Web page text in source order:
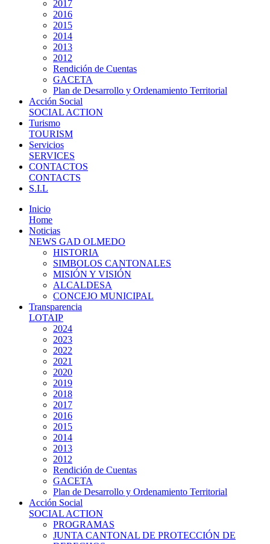
2017
2016
2015
2014
2013
2012
Rendición de Cuentas
GACETA
Plan de Desarrollo y Ordenamiento Territorial
Acción Social
SOCIAL ACTION
Turismo
TOURISM
Servicios
SERVICES
CONTACTOS
CONTACTS
S.I.L
Inicio
Home
Noticias
NEWS GAD OLMEDO
HISTORIA
SIMBOLOS CANTONALES
MISIÓN Y VISIÓN
ALCALDESA
CONCEJO MUNICIPAL
Transparencia
LOTAIP
2024
2023
2022
2021
2020
2019
2018
2017
2016
2015
2014
2013
2012
Rendición de Cuentas
GACETA
Plan de Desarrollo y Ordenamiento Territorial
Acción Social
SOCIAL ACTION
PROGRAMAS
JUNTA CANTONAL DE PROTECCIÓN DE